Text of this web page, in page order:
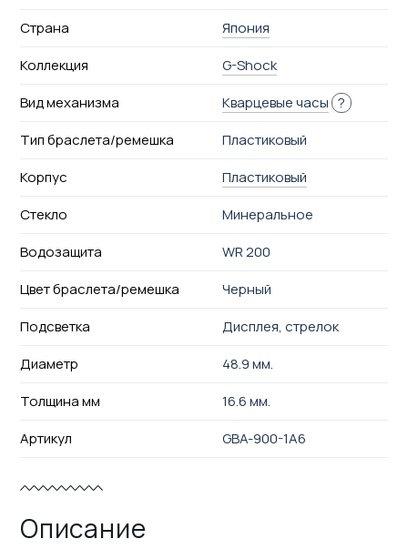
Страна
Япония
Коллекция
G-Shock
Вид механизма
Кварцевые часы ?
Тип браслета/ремешка
Пластиковый
Корпус
Пластиковый
Стекло
Минеральное
Водозащита
WR 200
Цвет браслета/ремешка
Черный
Подсветка
Дисплея, стрелок
Диаметр
48.9 мм.
Толщина мм
16.6 мм.
Артикул
GBA-900-1A6
Описание